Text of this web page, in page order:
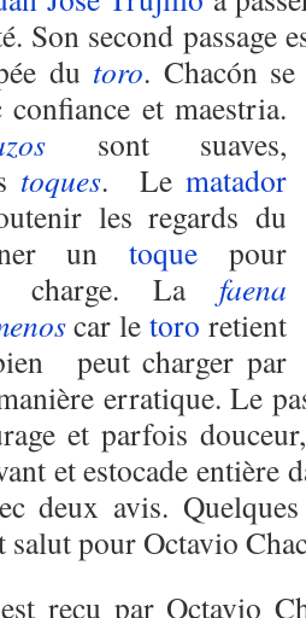
Son second passage
du toro. Chacón
confiance et maestria.
sont suaves,
toques. Lematador
les regards du
untoque pour
charge. La faena
car letoro retient
peut charger par
erratique. Le
et parfois
et estocade
deux avis.
salut pour Octavio
reçu par Octavio